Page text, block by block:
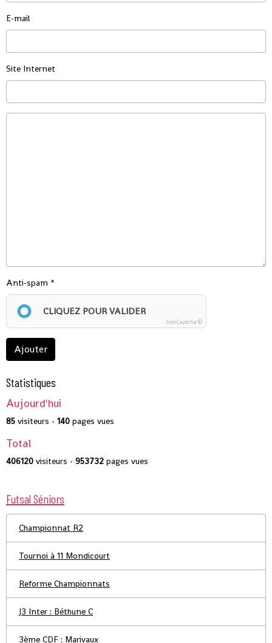
E-mail
Site Internet
Anti-spam
CLIQUEZ POUR VALIDER
IconCaptcha ©
Ajouter
Statistiques
Aujourd'hui
85 visiteurs - 140 pages vues
Total
406120 visiteurs - 953732 pages vues
Futsal Séniors
Championnat R2
Tournoi à 11 Mondicourt
Reforme Championnats
J3 Inter : Béthune C
3ème CDF : Marivaux